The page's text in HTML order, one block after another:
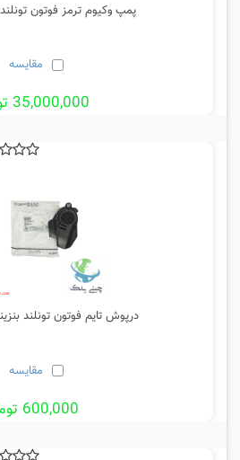
پمپ وکیوم ترمز فوتون تونلند
مقایسه
35,000,000 تومان
درپوش تایم فوتون تونلند بنزینی
مقایسه
600,000 تومان